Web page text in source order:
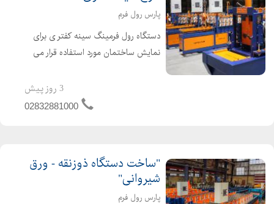
پارس رول فرم
دستگاه رول فرمینگ سینه کفتر ی برای
نمایش ساختمان مورد استفاده قرار می
زیباترین نوع از مجموعه ی ورق نما می
باشد که قوس داخل و بیرون را همزمان
3 روز پیش
02832881000
"ساخت دستگاه ذوزنقه - ورق
شیروانی"
پارس رول فرم